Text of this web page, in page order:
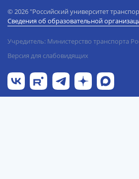
© 2026 "Российский университет
Сведения об образовательной
Учредитель: Министерство транспорта
Версия для слабовидящих